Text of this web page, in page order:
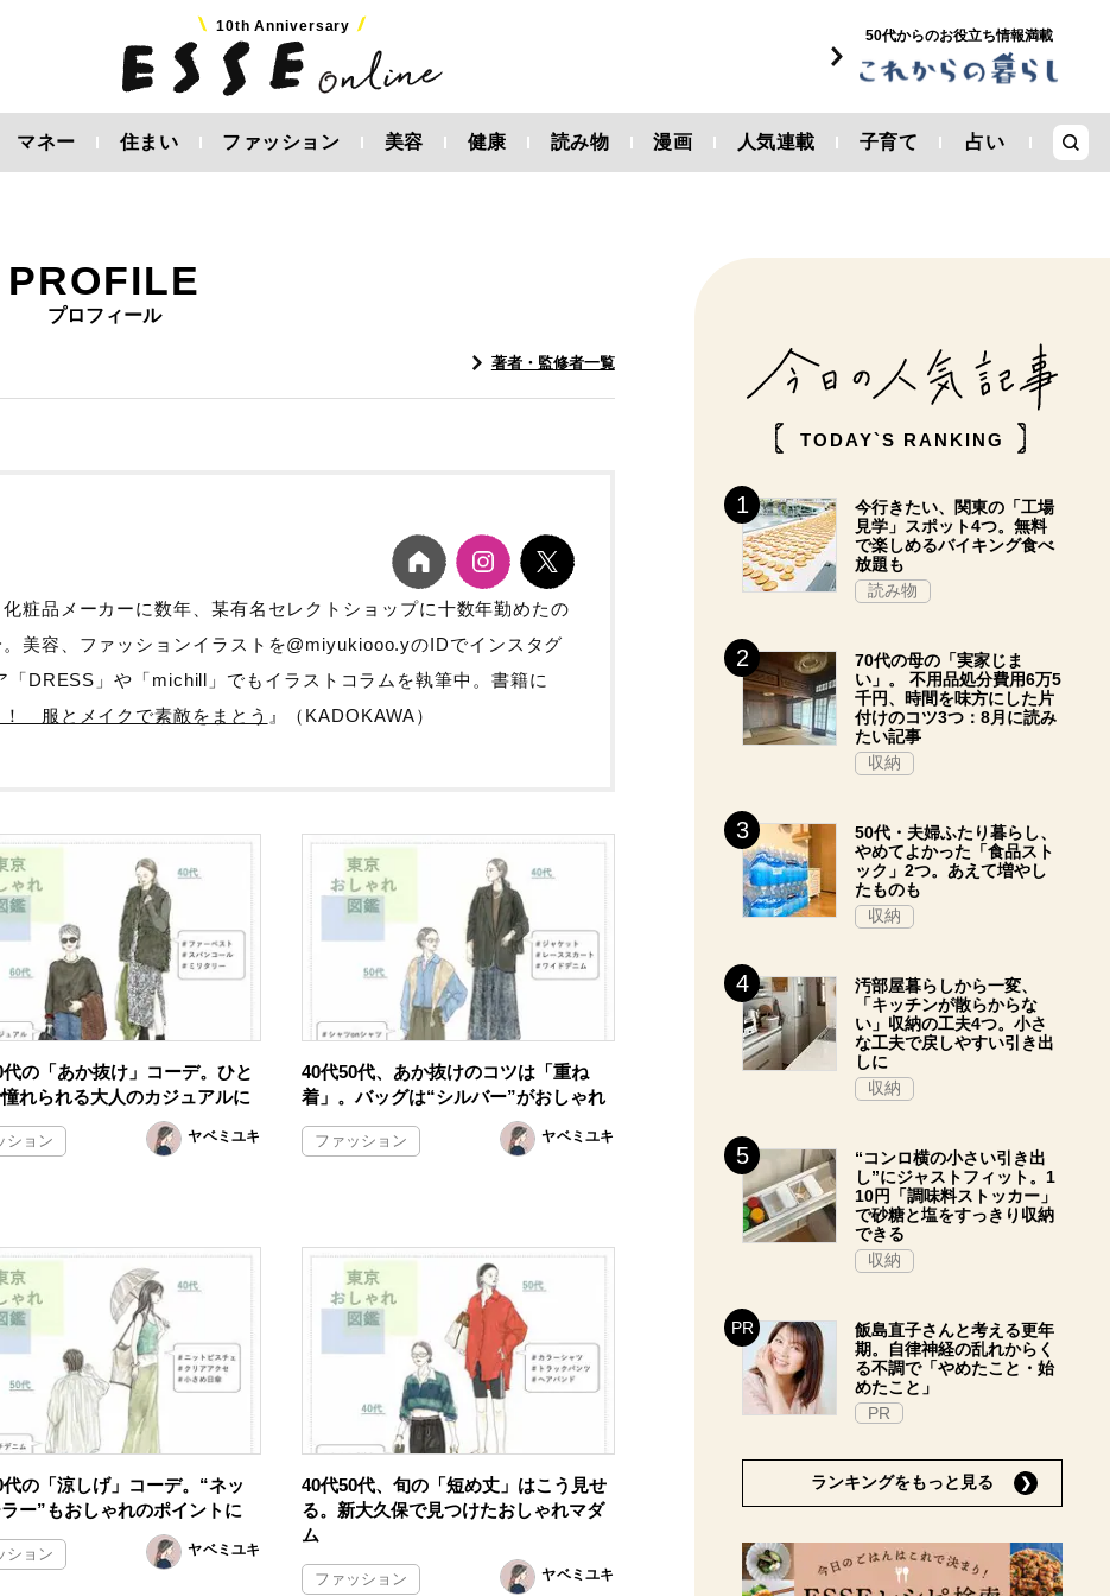
10th Anniversary
50代からのお役立ち情報満載
マネー 住まい ファッション 美容 健康 読み物 漫画 人気連載 子育て 占い
PROFILE
プロフィール
著者・監修者一覧
粧品メーカーに数年、某有名セレクトショップに十数年勤めたの
美容、ファッションイラストを@miyukiooo.yのIDでインスタグ
「DRESS」や「michill」でもイラストコラムを執筆中。書籍に
服とメイクで素敵をまとう 』（KADOKAWA）
代の「あか抜け」コーデ。ひと
れられる大人のカジュアルに
ション ヤベミユキ
40代50代、あか抜けのコツは「重ね
着」。バッグは“シルバー”がおしゃれ
ファッション ヤベミユキ
代の「涼しげ」コーデ。“ネッ
ー”もおしゃれのポイントに
ション ヤベミユキ
40代50代、旬の「短め丈」はこう見せ
る。新大久保で見つけたおしゃれマダ
ム
ファッション ヤベミユキ
TODAY`S RANKING
今行きたい、関東の「工場
見学」スポット4つ。無料
で楽しめるバイキング食べ
放題も
読み物
70代の母の「実家じま
い」。 不用品処分費用6万5
千円、時間を味方にした片
付けのコツ3つ：8月に読み
たい記事
収納
50代・夫婦ふたり暮らし、
やめてよかった「食品スト
ック」2つ。あえて増やし
たものも
収納
汚部屋暮らしから一変、
「キッチンが散らからな
い」収納の工夫4つ。小さ
な工夫で戻しやすい引き出
しに
収納
“コンロ横の小さい引き出
し”にジャストフィット。1
10円「調味料ストッカー」
で砂糖と塩をすっきり収納
できる
収納
飯島直子さんと考える更年
期。自律神経の乱れからく
る不調で「やめたこと・始
めたこと」
PR
ランキングをもっと見る